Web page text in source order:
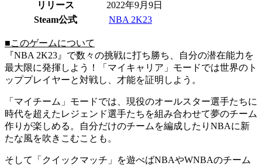
リリース
2022年9月9日
Steam公式
NBA 2K23
■このゲームについて
『NBA 2K23』で数々の挑戦に打ち勝ち、自分の潜在能力を
最大限に発揮しよう！「マイキャリア」モードでは世界のト
ッププレイヤーと対戦し、才能を証明しよう。
「マイチーム」モードでは、現役のオールスター選手たちに
時代を超えたレジェンド選手たちを組み合わせて夢のチーム
作りが楽しめる。自分だけのチームを編成したりNBAに新
たな風を吹きこむことも。
そして「クイックマッチ」を遊べばNBAやWNBAのチーム